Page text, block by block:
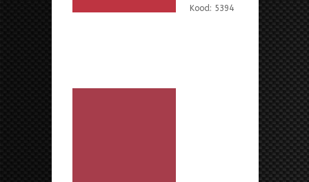
Kood: 5394